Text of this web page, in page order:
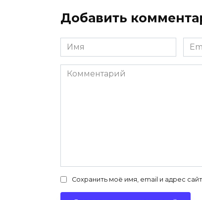
Добавить
Имя
*
Email
*
Комментарий
Сохранить моё имя, email и адрес